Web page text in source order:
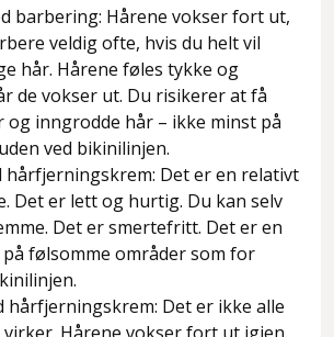
barbering: Hårene vokser fort ut,
veldig ofte, hvis du helt vil
hår. Hårene føles tykke og
de vokser ut. Du risikerer at få
og inngrodde hår – ikke minst på
ved bikinilinjen.
hårfjerningskrem: Det er en relativt
Det er lett og hurtig. Du kan selv
Det er smertefritt. Det er en
følsomme områder som for
hårfjerningskrem: Det er ikke alle